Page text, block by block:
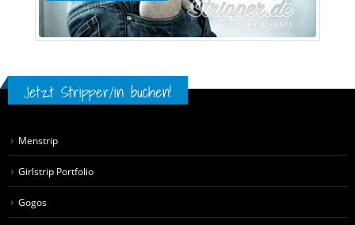
Jetzt Stripper/in buchen!
Menstrip
Girlstrip Portfolio
Gogos